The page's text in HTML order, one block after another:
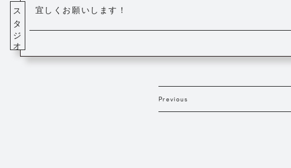
スタジオ
宜しくお願いします！
Previous